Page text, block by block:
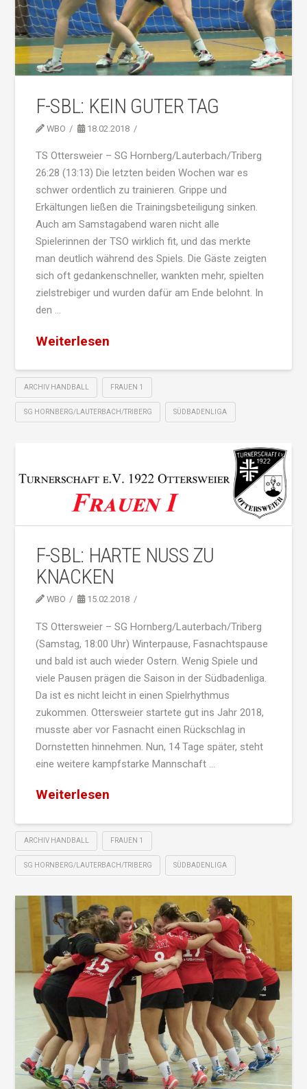
F-SBL: KEIN GUTER TAG
WBO 18.02.2018
TS Ottersweier – SG Hornberg/Lauterbach/Triberg
26:28 (13:13) Die letzten beiden Wochen war es
schwer ordentlich zu trainieren. Grippe und
Erkältungen ließen die Trainingsbeteiligung sinken.
Auch am Samstagabend waren nicht alle
Spielerinnen der TSO wirklich fit, und das merkte
man deutlich während des Spiels. Die Gäste zeigten
sich oft gedankenschneller, wankten mehr, spielten
zielstrebiger und wurden dafür am Ende belohnt. In
den …
Weiterlesen
ARCHIV HANDBALL FRAUEN 1
SG HORNBERG/LAUTERBACH/TRIBERG SÜDBADENLIGA
F-SBL: HARTE NUSS ZU
KNACKEN
WBO 15.02.2018
TS Ottersweier – SG Hornberg/Lauterbach/Triberg
(Samstag, 18:00 Uhr) Winterpause, Fasnachtspause
und bald ist auch wieder Ostern. Wenig Spiele und
viele Pausen prägen die Saison in der Südbadenliga.
Da ist es nicht leicht in einen Spielrhythmus
zukommen. Ottersweier startete gut ins Jahr 2018,
musste aber vor Fasnacht einen Rückschlag in
Dornstetten hinnehmen. Nun, 14 Tage später, steht
eine weitere kampfstarke Mannschaft …
Weiterlesen
ARCHIV HANDBALL FRAUEN 1
SG HORNBERG/LAUTERBACH/TRIBERG SÜDBADENLIGA